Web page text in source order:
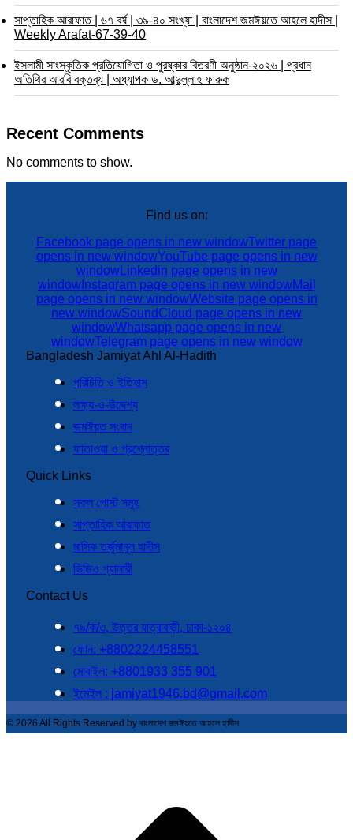
সাপ্তাহিক আরাফাত | ৬৭ বর্ষ | ৩৯-৪০ সংখ্যা | বাংলাদেশ জমঈয়তে আহলে হাদীস |
Weekly Arafat-67-39-40
ইসলামী সাংস্কৃতিক প্রতিযোগিতা ও পুরষ্কার বিতরণী অনুষ্ঠান-২০২৬ | প্রধান
অতিথির আরবি বক্তব্য | অধ্যাপক ড. আব্দুল্লাহ ফারুক
Recent Comments
No comments to show.
Find us on:
Facebook page opens in new windowTwitter page
opens in new windowYouTube page opens in new
windowLinkedin page opens in new
windowInstagram page opens in new windowMail
page opens in new windowWebsite page opens in
new windowSoundCloud page opens in new
windowWhatsapp page opens in new
windowTelegram page opens in new window
Bangladesh Jamiyat Ahl Al-Hadith
পরিচিতি ও ইতিহাস
লক্ষ্য-ও-উদ্দেশ্য
জমঈয়ত সংবাদ
ফাতাওয়া ও প্রশ্নোত্তর
Quick Links
সকল পোস্ট সমূহ
সাপ্তাহিক আরাফাত
মাসিক তর্জুমানুল হাদীস
ভিডিও গ্যালারী
Contact Us
৭৯/ক/৩, উত্তর যাত্রাবাড়ী, ঢাকা-১২০৪
ফোন: +8802224458551
মোবাইল: +8801933 355 901
ইমেইল : jamiyat1946.bd@gmail.com
© 2026 All Rights Reserved by বাংলাদেশ জমঈয়তে আহলে হাদীস